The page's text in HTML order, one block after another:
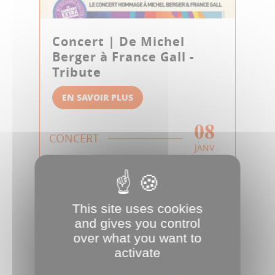
Concert | De Michel
Berger à France Gall -
Tribute
EN SAVOIR PLUS
CONCERT 08
JANV
This site uses cookies
and gives you control
over what you want to
activate